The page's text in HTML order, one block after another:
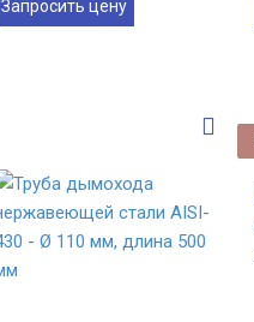
Запросить цену